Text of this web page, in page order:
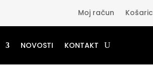
Moj račun
NOVOSTI KONTAKT